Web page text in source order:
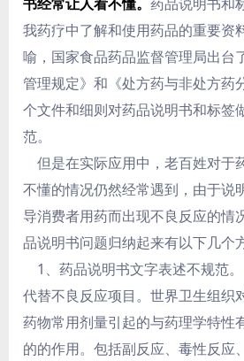
书经常让人看不懂。 药品说明书和
我药疗中了解和使用药品的重要资
喻，国家食品药品监督管理局出台
管理规定》和《处方药与非处方药
个文件和细则对药品说明书和标签
范。
但是在实际应用中，老百姓对于
不懂的情况仍然经常遇到，由于说
导消费者用药而出现不良反应的情
品说明书问题归纳起来有以下几个
1、药品说明书文字表述不规范
代替不良反应项目。世界卫生组织
药物常用剂量引起的与药理学特性
的的作用。包括副反应、毒性反应